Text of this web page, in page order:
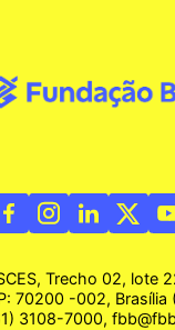
Trecho 02, lote
70200 -002, Brasília
3108-7000,